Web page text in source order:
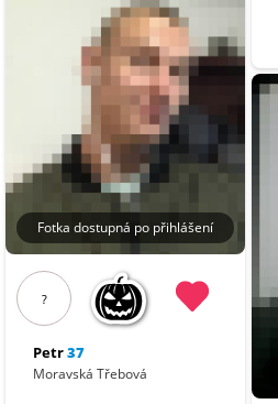
Fotka dostupná po přihlášení
?
Petr37
Moravská Třebová